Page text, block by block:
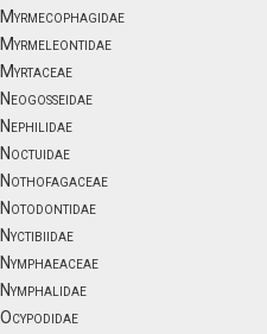
Myrmecophagidae
Myrmeleontidae
Myrtaceae
Neogosseidae
Nephilidae
Noctuidae
Nothofagaceae
Notodontidae
Nyctibiidae
Nymphaeaceae
Nymphalidae
Ocypodidae